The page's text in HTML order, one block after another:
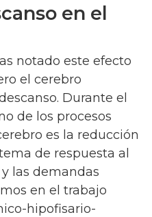
en el
notado este efecto
el cerebro
Durante el
de los procesos
es la reducción
de respuesta al
las demandas
en el trabajo
hipofisario-